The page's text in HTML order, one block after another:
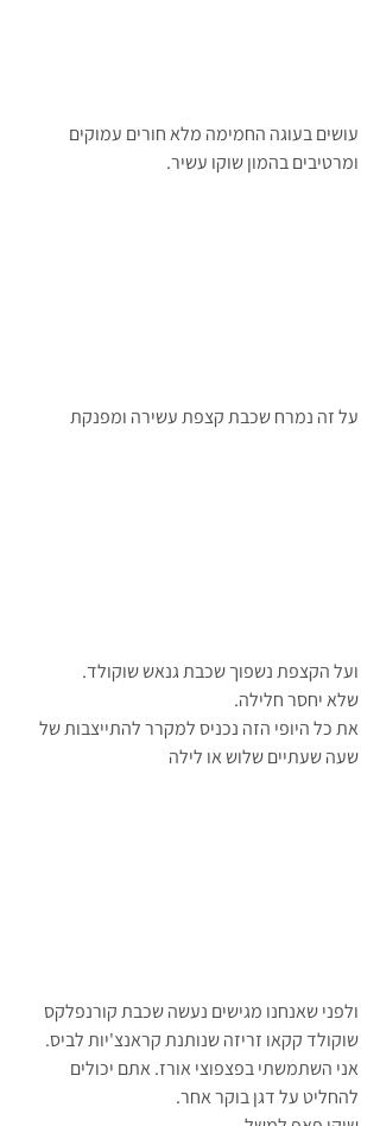
עושים בעוגה החמימה מלא חורים עמוקים
ומרטיבים בהמון שוקו עשיר.
על זה נמרח שכבת קצפת עשירה ומפנקת
ועל הקצפת נשפוך שכבת גנאש שוקולד.
שלא יחסר חלילה.
את כל היופי הזה נכניס למקרר להתייצבות של
שעה שעתיים שלוש או לילה
ולפני שאנחנו מגישים נעשה שכבת קורנפלקס
שוקולד קקאו זריזה שנותנת קראנצ'יות לביס.
אני השתמשתי בפצפוצי אורז. אתם יכולים
להחליט על דגן בוקר אחר.